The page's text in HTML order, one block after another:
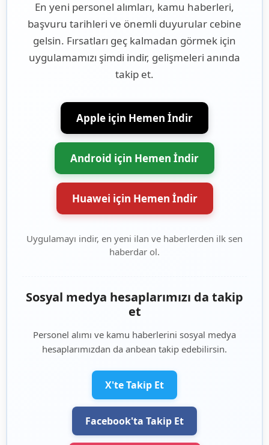
En yeni personel alımları, kamu haberleri,
başvuru tarihleri ve önemli duyurular cebine
gelsin. Fırsatları geç kalmadan görmek için
uygulamamızı şimdi indir, gelişmeleri anında
takip et.
Apple için Hemen İndir
Android için Hemen İndir
Huawei için Hemen İndir
Uygulamayı indir, en yeni ilan ve haberlerden ilk sen
haberdar ol.
Sosyal medya hesaplarımızı da takip
et
Personel alımı ve kamu haberlerini sosyal medya
hesaplarımızdan da anbean takip edebilirsin.
X'te Takip Et
Facebook'ta Takip Et